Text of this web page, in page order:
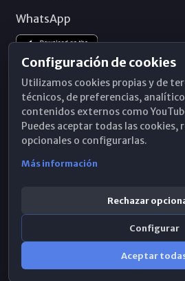
WhatsApp
Configuración de cookies
Utilizamos cookies propias y de
técnicos, de preferencias,
contenidos externos como
Puedes aceptar todas las cookies,
opcionales o configurarlas.
Más información
Rechazar
Configurar
Aceptar